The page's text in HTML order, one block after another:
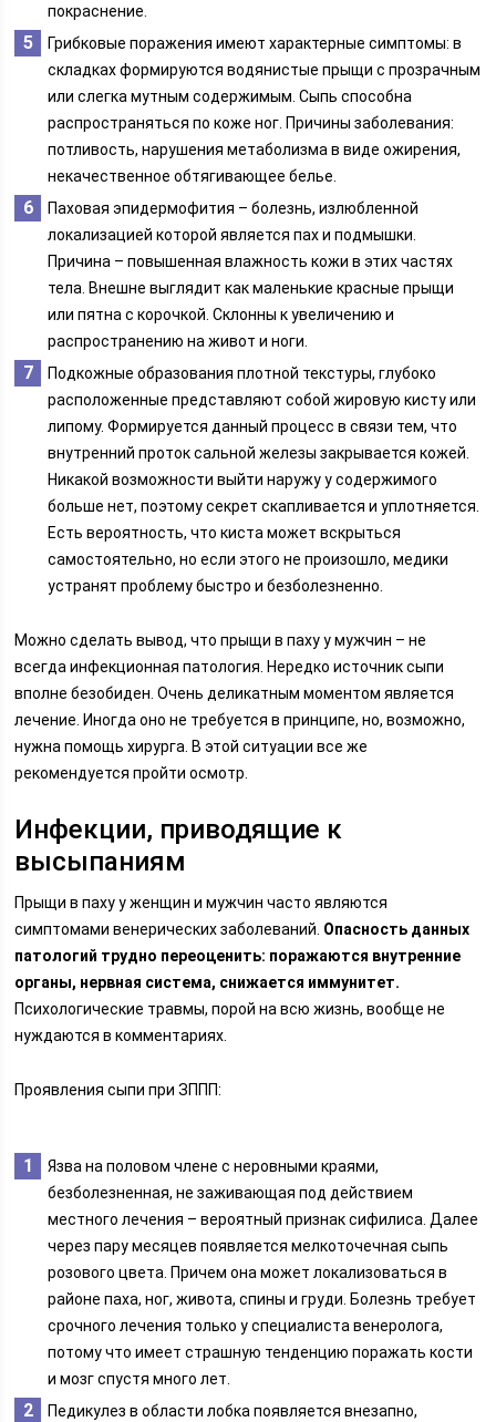
покраснение.
Грибковые поражения имеют характерные симптомы: в
складках формируются водянистые прыщи с прозрачным
или слегка мутным содержимым. Сыпь способна
распространяться по коже ног. Причины заболевания:
потливость, нарушения метаболизма в виде ожирения,
некачественное обтягивающее белье.
Паховая эпидермофития – болезнь, излюбленной
локализацией которой является пах и подмышки.
Причина – повышенная влажность кожи в этих частях
тела. Внешне выглядит как маленькие красные прыщи
или пятна с корочкой. Склонны к увеличению и
распространению на живот и ноги.
Подкожные образования плотной текстуры, глубоко
расположенные представляют собой жировую кисту или
липому. Формируется данный процесс в связи тем, что
внутренний проток сальной железы закрывается кожей.
Никакой возможности выйти наружу у содержимого
больше нет, поэтому секрет скапливается и уплотняется.
Есть вероятность, что киста может вскрыться
самостоятельно, но если этого не произошло, медики
устранят проблему быстро и безболезненно.
Можно сделать вывод, что прыщи в паху у мужчин – не
всегда инфекционная патология. Нередко источник сыпи
вполне безобиден. Очень деликатным моментом является
лечение. Иногда оно не требуется в принципе, но, возможно,
нужна помощь хирурга. В этой ситуации все же
рекомендуется пройти осмотр.
Инфекции, приводящие к
высыпаниям
Прыщи в паху у женщин и мужчин часто являются
симптомами венерических заболеваний. Опасность данных
патологий трудно переоценить: поражаются внутренние
органы, нервная система, снижается иммунитет.
Психологические травмы, порой на всю жизнь, вообще не
нуждаются в комментариях.
Проявления сыпи при ЗППП:
Язва на половом члене с неровными краями,
безболезненная, не заживающая под действием
местного лечения – вероятный признак сифилиса. Далее
через пару месяцев появляется мелкоточечная сыпь
розового цвета. Причем она может локализоваться в
районе паха, ног, живота, спины и груди. Болезнь требует
срочного лечения только у специалиста венеролога,
потому что имеет страшную тенденцию поражать кости
и мозг спустя много лет.
Педикулез в области лобка появляется внезапно,